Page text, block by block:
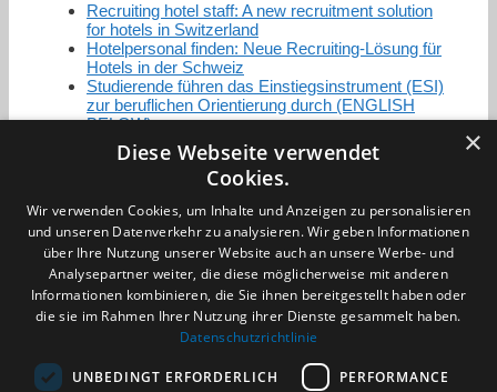
Recruiting hotel staff: A new recruitment solution
for hotels in Switzerland
Hotelpersonal finden: Neue Recruiting-Lösung für
Hotels in der Schweiz
Studierende führen das Einstiegsinstrument (ESI)
zur beruflichen Orientierung durch (ENGLISH
BELOW)
Zertifizierung / Mitgliedschaften
×
Diese Webseite verwendet
Cookies.
Wir verwenden Cookies, um Inhalte und Anzeigen zu personalisieren
und unseren Datenverkehr zu analysieren. Wir geben Informationen
über Ihre Nutzung unserer Website auch an unsere Werbe- und
Analysepartner weiter, die diese möglicherweise mit anderen
Informationen kombinieren, die Sie ihnen bereitgestellt haben oder
die sie im Rahmen Ihrer Nutzung ihrer Dienste gesammelt haben.
Datenschutzrichtlinie
UNBEDINGT ERFORDERLICH PERFORMANCE